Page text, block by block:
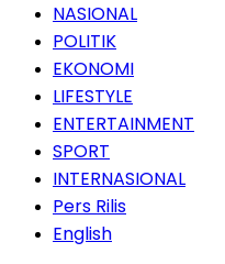
NASIONAL
POLITIK
EKONOMI
LIFESTYLE
ENTERTAINMENT
SPORT
INTERNASIONAL
Pers Rilis
English